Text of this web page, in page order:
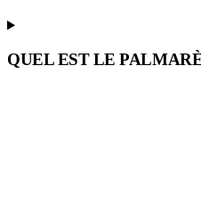
QUEL EST LE